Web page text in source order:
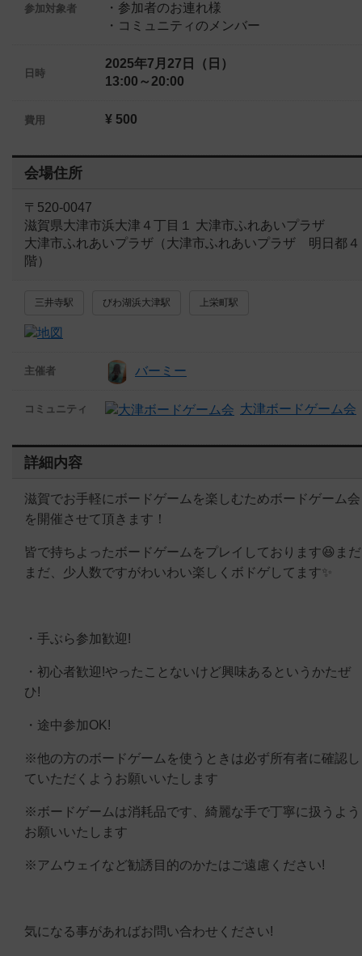
参加対象者
・参加者のお連れ様
・コミュニティのメンバー
日時
2025年7月27日（日）
13:00～20:00
費用 ¥ 500
会場住所
〒520-0047
滋賀県大津市浜大津４丁目１ 大津市ふれあいプラザ
大津市ふれあいプラザ（大津市ふれあいプラザ 明日都４
階）
三井寺駅 びわ湖浜大津駅 上栄町駅
主催者 バーミー
コミュニティ 大津ボードゲーム会
詳細内容
滋賀でお手軽にボードゲームを楽しむためボードゲーム会
を開催させて頂きます！
皆で持ちよったボードゲームをプレイしております😆まだ
まだ、少人数ですがわいわい楽しくボドゲしてます✨
・手ぶら参加歓迎!
・初心者歓迎!やったことないけど興味あるというかたぜ
ひ!
・途中参加OK!
※他の方のボードゲームを使うときは必ず所有者に確認し
ていただくようお願いいたします
※ボードゲームは消耗品です、綺麗な手で丁寧に扱うよう
お願いいたします
※アムウェイなど勧誘目的のかたはご遠慮ください!
気になる事があればお問い合わせください!